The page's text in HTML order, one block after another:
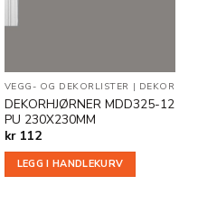
OUTLET
VEGG- OG DEKORLISTER | DEKOR
DEKORHJØRNER MDD325-12
PU 230X230MM
kr112
LEGG I HANDLEKURV